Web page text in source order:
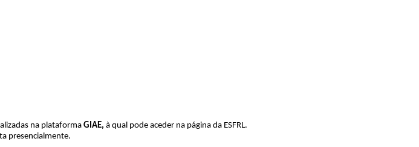
na plataforma GIAE, à qual pode aceder na página da ESFRL.
presencialmente.